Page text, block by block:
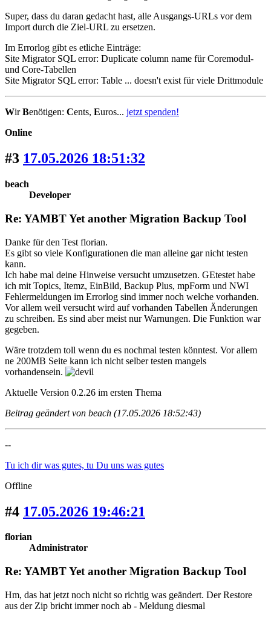
Super, dass du daran gedacht hast, alle Ausgangs-URLs vor dem
Import durch die Ziel-URL zu ersetzen.
Im Errorlog gibt es etliche Einträge:
Site Migrator SQL error: Duplicate column name für Coremodul-
und Core-Tabellen
Site Migrator SQL error: Table ... doesn't exist für viele Drittmodule
WirBenötigen: Cents, Euros... jetzt spenden!
Online
#3 17.05.2026 18:51:32
beach
Developer
Re: YAMBT Yet another Migration Backup Tool
Danke für den Test florian.
Es gibt so viele Konfigurationen die man alleine gar nicht testen
kann.
Ich habe mal deine Hinweise versucht umzusetzen. GEtestet habe
ich mit Topics, Itemz, EinBild, Backup Plus, mpForm und NWI
Fehlermeldungen im Errorlog sind immer noch welche vorhanden.
Vor allem weil versucht wird auf vorhanden Tabellen Änderungen
zu schreiben. Es sind aber meist nur Warnungen. Die Funktion war
gegeben.
Wäre trotzdem toll wenn du es nochmal testen könntest. Vor allem
ne 200MB Seite kann ich nicht selber testen mangels
vorhandensein.
Aktuelle Version 0.2.26 im ersten Thema
Beitrag geändert von beach (17.05.2026 18:52:43)
--
Tu ich dir was gutes, tu Du uns was gutes
Offline
#4 17.05.2026 19:46:21
florian
Administrator
Re: YAMBT Yet another Migration Backup Tool
Hm, das hat jetzt noch nicht so richtig was geändert. Der Restore
aus der Zip bricht immer noch ab - Meldung diesmal